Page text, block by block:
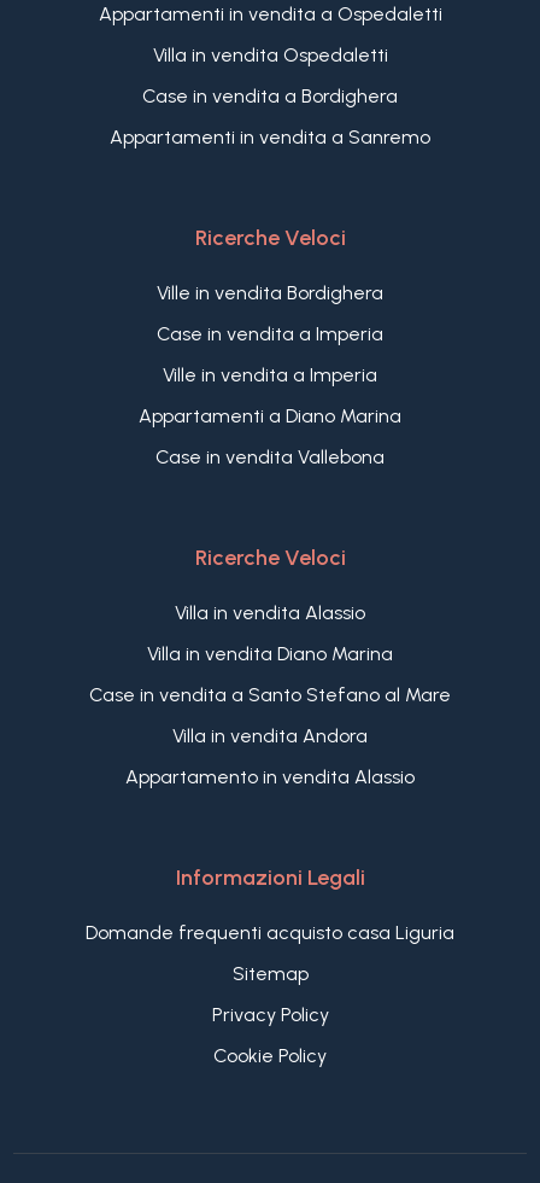
Appartamenti in vendita a Ospedaletti
Villa in vendita Ospedaletti
Case in vendita a Bordighera
Appartamenti in vendita a Sanremo
Ricerche Veloci
Ville in vendita Bordighera
Case in vendita a Imperia
Ville in vendita a Imperia
Appartamenti a Diano Marina
Case in vendita Vallebona
Ricerche Veloci
Villa in vendita Alassio
Villa in vendita Diano Marina
Case in vendita a Santo Stefano al Mare
Villa in vendita Andora
Appartamento in vendita Alassio
Informazioni Legali
Domande frequenti acquisto casa Liguria
Sitemap
Privacy Policy
Cookie Policy